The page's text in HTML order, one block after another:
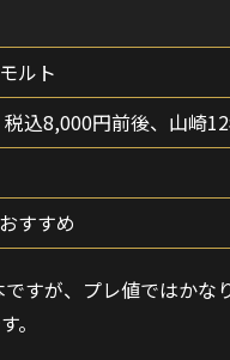
ルト
税込8,000円前後、山崎
すすめ
すが、プレ値ではかな
。